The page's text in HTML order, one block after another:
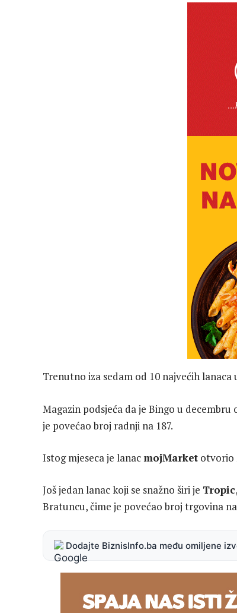
Trenutno iza sedam od 10 najvećih
Magazin podsjeća da je Bingo u
je povećao broj radnji na 187.
Istog mjeseca je lanac mojMarket otvorio
Još jedan lanac koji se snažno širi je Tropic
Bratuncu, čime je povećao broj trgovina
Dodajte BiznisInfo.ba među omiljene